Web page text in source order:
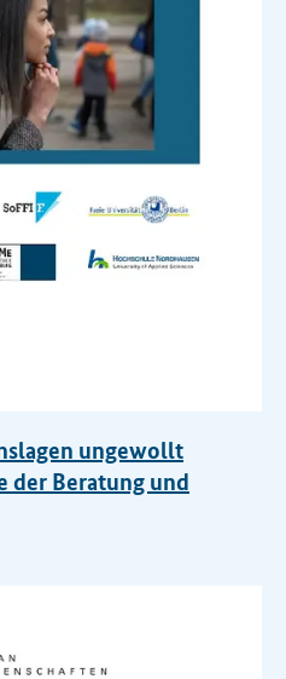
ungewollt
der Beratung und